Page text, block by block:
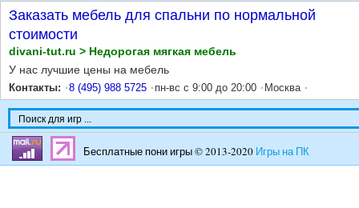
Заказать мебель для спальни по нормальной
стоимости
divani-tut.ru > Недорогая мягкая мебель
У нас лучшие цены на мебель
Контакты: 8 (495) 988 5725 пн-вс с 9:00 до 20:00 Москва
Бесплатные пони игры © 2013-2020 Игры на ПК